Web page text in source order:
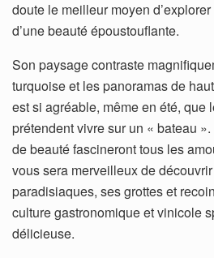
doute le meilleur moyen
d’une beauté époustouflante.
Son paysage contraste
turquoise et les panoramas de
est si agréable, même en été, que
prétendent vivre sur un « bateau
de beauté fascineront tous les
vous sera merveilleux de
paradisiaques, ses grottes et
culture gastronomique et vinicole
délicieuse.